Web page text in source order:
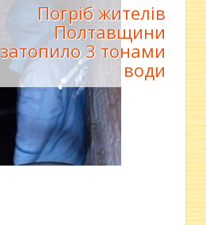
Погріб жителів
Полтавщини
затопило 3 тонами
води